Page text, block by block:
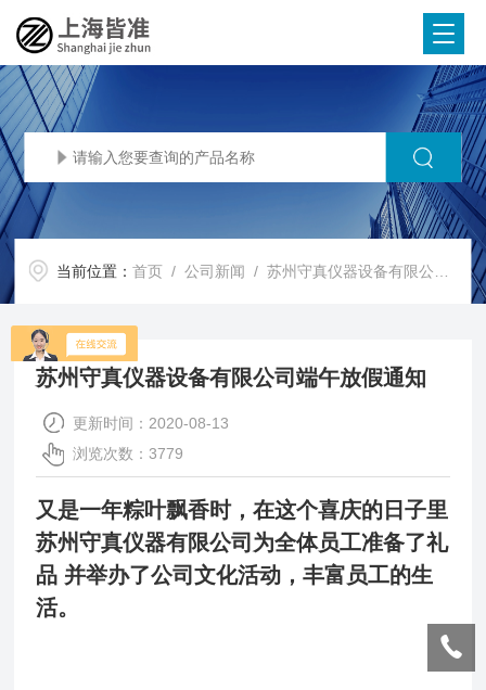
当前位置：首页 /公司新闻 / 苏州守真仪器设备有限公司端午放假通知
苏州守真仪器设备有限公司端午放假通知
更新时间：2020-08-13
浏览次数：3779
又是一年粽叶飘香时，在这个喜庆的日子里
苏州守真仪器有限公司为全体员工准备了礼
品 并举办了公司文化活动，丰富员工的生
活。